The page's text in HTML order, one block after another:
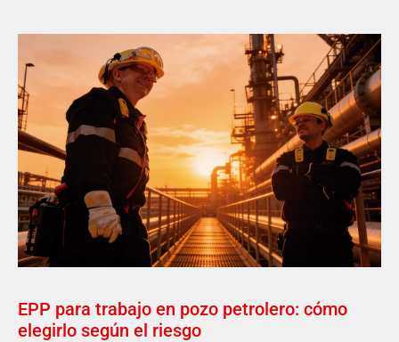
EPP para trabajo en pozo petrolero: cómo
elegirlo según el riesgo